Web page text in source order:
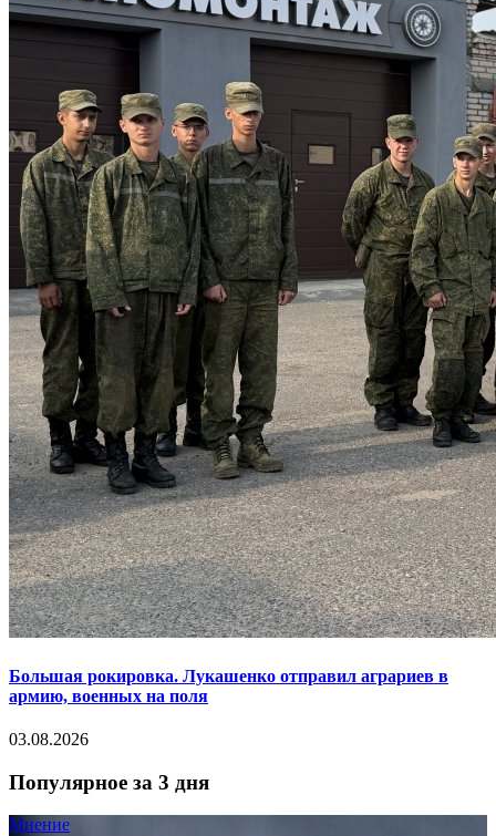
Большая рокировка. Лукашенко отправил аграриев в
армию, военных на поля
03.08.2026
Популярное за 3 дня
Мнение